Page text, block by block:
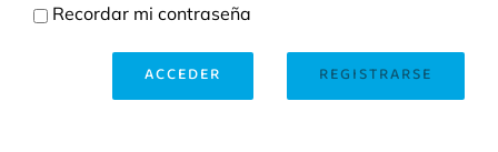
Recordar mi contraseña
REGISTRARSE
ACCEDER